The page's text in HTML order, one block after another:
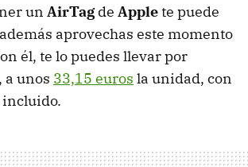
un AirTagde Applete puede
aprovechas este momento
él, te lo puedes llevar por
a unos 33,15 euros la unidad, con